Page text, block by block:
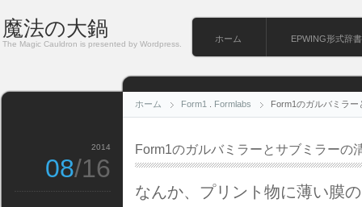
魔法の大鍋
The Magic Cauldron is presented by Wordpress.
ホーム EPWING形式辞書
ホーム Form1 Formlabs Form1のガルバミラ
Form1のガルバミラーとサブミラーの
なんか、プリント物に薄い膜
2014
08/16